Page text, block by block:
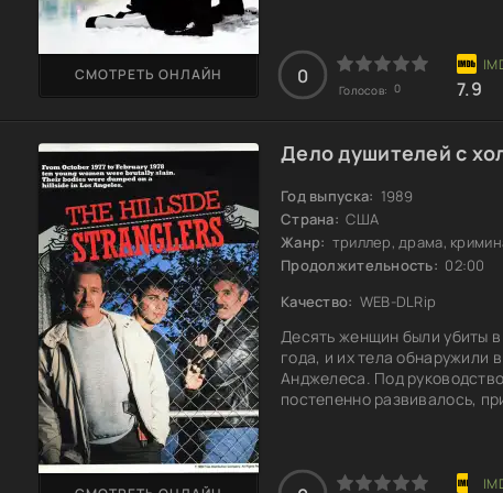
теряют контроль?
СМОТРЕТЬ ОНЛАЙН 0
Голосов: 0 7.9
Дело душителей с
Год выпуска: 1989
Страна: США
Жанр: триллер, драма,
Продолжительность: 02:00
Качество: WEB-DLRip
Десять женщин были убиты в
года, и их тела обнаружили
Анджелеса. Под
постепенно развивалось,